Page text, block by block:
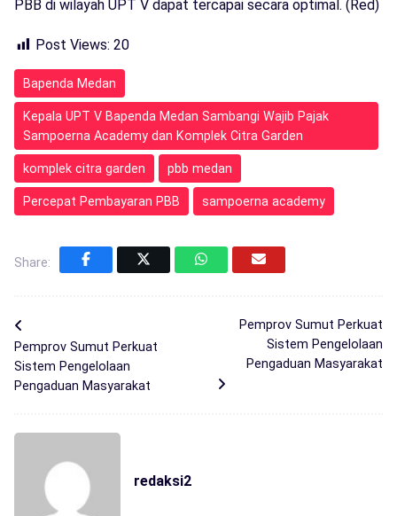
PBB di wilayah UPT V dapat tercapai secara optimal. (Red)
Post Views: 20
Bapenda Medan
Kepala UPT V Bapenda Medan Sambangi Wajib Pajak
Sampoerna Academy dan Komplek Citra Garden
komplek citra garden pbb medan
Percepat Pembayaran PBB sampoerna academy
Share:
Pemprov Sumut Perkuat
Sistem Pengelolaan
Pengaduan Masyarakat
Pemprov Sumut Perkuat
Sistem Pengelolaan
Pengaduan Masyarakat
redaksi2